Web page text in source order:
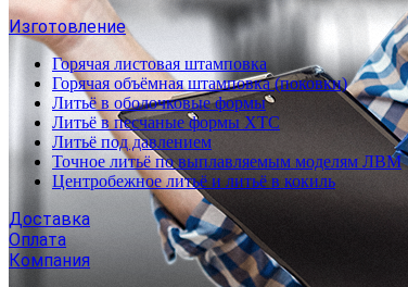
Изготовление
Горячая листовая штамповка
Горячая объёмная штамповка (поковки)
Литьё в оболочковые формы
Литьё в песчаные формы ХТС
Литьё под давлением
Точное литьё по выплавляемым моделям ЛВМ
Центробежное литьё и литьё в кокиль
Доставка
Оплата
Компания